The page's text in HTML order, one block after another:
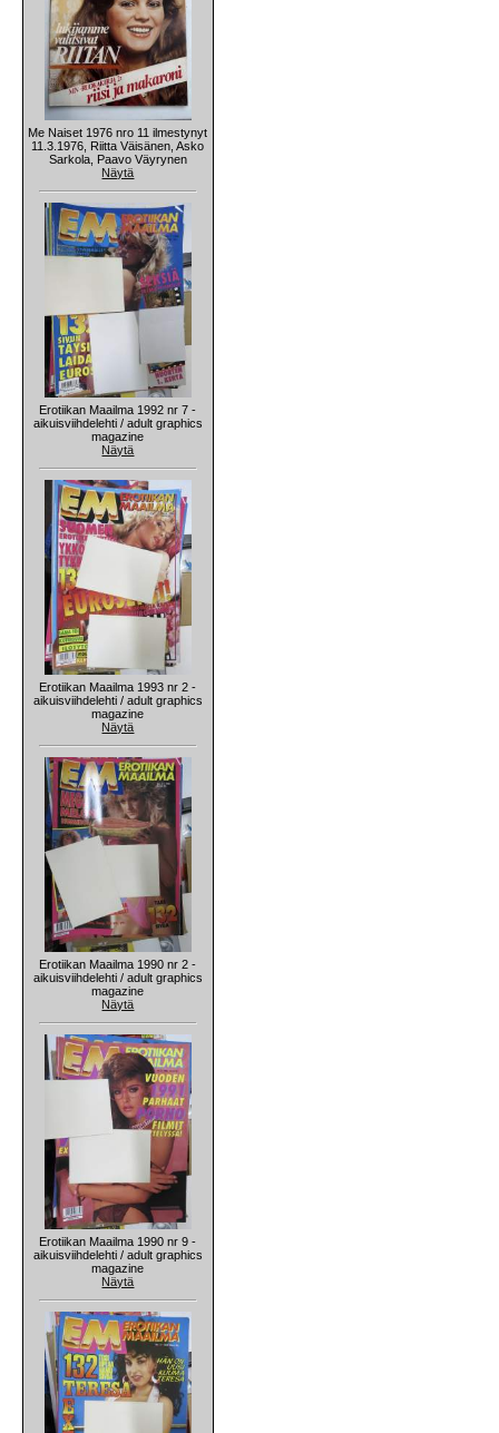
Me Naiset 1976 nro 11 ilmestynyt
11.3.1976, Riitta Väisänen, Asko
Sarkola, Paavo Väyrynen
Näytä
Erotiikan Maailma 1992 nr 7 -
aikuisviihdelehti / adult graphics
magazine
Näytä
Erotiikan Maailma 1993 nr 2 -
aikuisviihdelehti / adult graphics
magazine
Näytä
Erotiikan Maailma 1990 nr 2 -
aikuisviihdelehti / adult graphics
magazine
Näytä
Erotiikan Maailma 1990 nr 9 -
aikuisviihdelehti / adult graphics
magazine
Näytä